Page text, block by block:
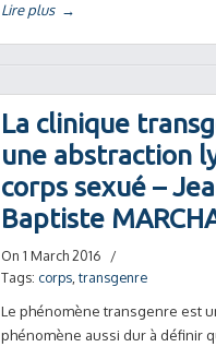
Lire plus →
La clinique
une abstraction
corps sexué –
Baptiste
On 1 March 2016
/
Tags: corps transgenre
Le phénomène transgenre est
phénomène aussi dur à définir